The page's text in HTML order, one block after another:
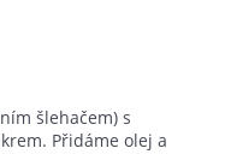
šlehačem) s
Přidáme olej a